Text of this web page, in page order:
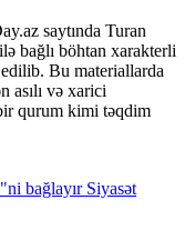
saytında Turan
bağlı böhtan xarakterli
Bu materiallarda
asılı və xarici
qurum kimi təqdim
Siyasət